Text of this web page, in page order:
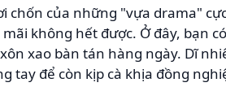
chốn của những "vựa drama"
không hết được. Ở đây, bạn
xao bàn tán hàng ngày. Dĩ
để còn kịp cà khịa đồng